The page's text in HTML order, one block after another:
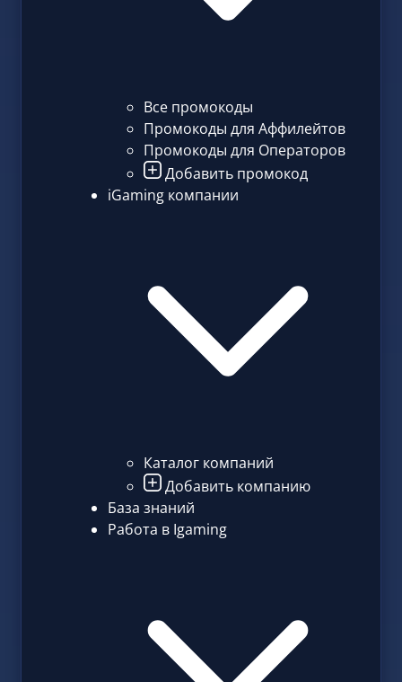
Все промокоды
Промокоды для Аффилейтов
Промокоды для Операторов
Добавить промокод
iGaming компании
Каталог компаний
Добавить компанию
База знаний
Работа в Igaming